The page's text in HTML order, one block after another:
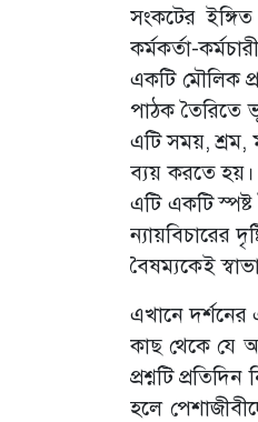
সংকটের
কর্মকর্তা-
একটি মৌলিক
পাঠক তৈরিতে
এটি সময়, শ্রম,
ব্যয় করতে হয়।
এটি একটি
ন্যায়বিচারের
বৈষম্যকেই
এখানে দর্শনের
কাছ থেকে যে
প্রশ্নটি
হলে